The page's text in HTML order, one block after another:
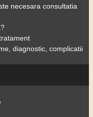
necesara consultatia
diagnostic, complicatii